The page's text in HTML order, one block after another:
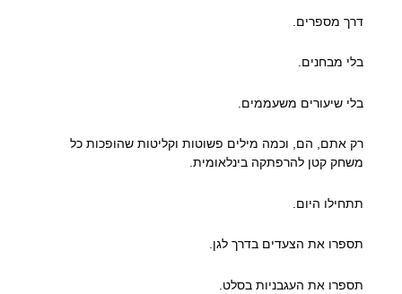
דרך מספרים.
בלי מבחנים.
בלי שיעורים משעממים.
רק אתם, הם, וכמה מילים פשוטות וקליטות שהופכות כל
משחק קטן להרפתקה בינלאומית.
תתחילו היום.
תספרו את הצעדים בדרך לגן.
תספרו את העגבניות בסלט.